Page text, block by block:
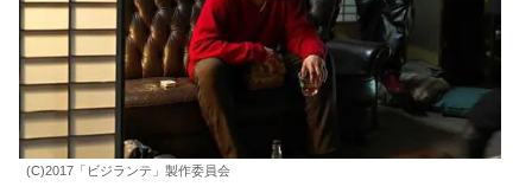
(C)2017「ビジランテ」製作委員会